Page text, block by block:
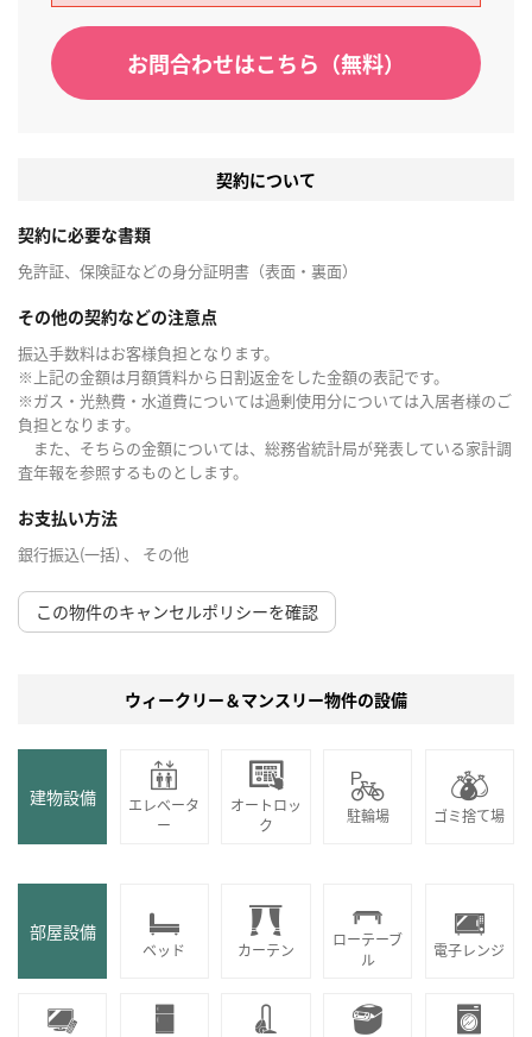
お問合わせはこちら（無料）
契約について
契約に必要な書類
免許証、保険証などの身分証明書（表面・裏面）
その他の契約などの注意点
振込手数料はお客様負担となります。
※上記の金額は月額賃料から日割返金をした金額の表記です。
※ガス・光熱費・水道費については過剰使用分については入居者様のご
負担となります。
また、そちらの金額については、総務省統計局が発表している家計調
査年報を参照するものとします。
お支払い方法
銀行振込(一括) 、 その他
この物件のキャンセルポリシーを確認
ウィークリー＆マンスリー物件の設備
建物設備
エレベータ
ー
オートロッ
ク
駐輪場 ゴミ捨て場
部屋設備
ベッド カーテン
ローテーブ
ル
電子レンジ